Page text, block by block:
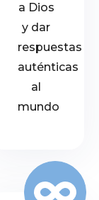
a Dios
y dar
respuestas
auténticas
al
mundo